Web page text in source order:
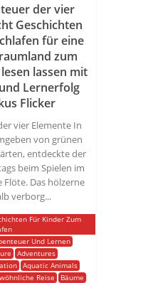
der vier
Geschichten
für eine
zum
lassen mit
Lernerfolg
Flicker
vier Elemente In
von grünen
entdeckte der
beim Spielen im
Flöte. Das hölzerne
verborg...
Für Kinder Zum
Und Lernen
Adventures
Aquatic Animals
Reise
Bäume